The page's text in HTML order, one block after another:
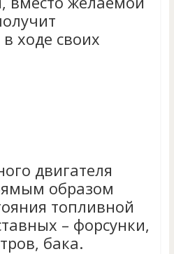
ходе своих
двигателя
образом
топливной
– форсунки,
бака.